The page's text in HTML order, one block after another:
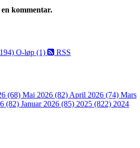
kommentar.
O-løp (1) RSS
(68) Mai 2026 (82) April 2026 (74) Mars
(82) Januar 2026 (85) 2025 (822) 2024